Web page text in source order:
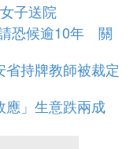
子送院
請恐候逾10年 關
持牌教師被裁定
應」生意跌兩成